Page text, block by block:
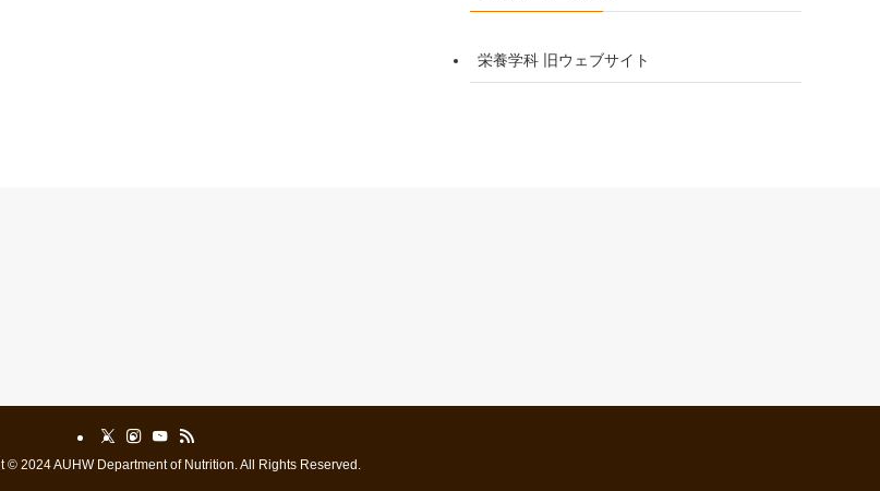
栄養学科 旧ウェブサイト
© 2024 AUHW Department of Nutrition. All Rights Reserved.